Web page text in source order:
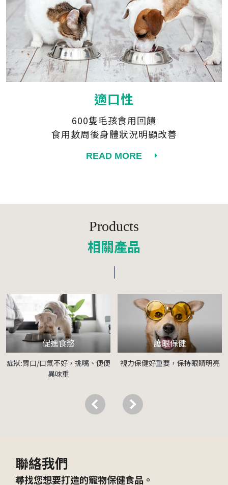
適口性
600隻毛孩食用回饋
食用數周後身體狀況明顯改善
READ MORE
Products
相關產品
促進食慾
症狀:胃口/口氣不好，挑嘴、便便
異味重
護眼保健
視力保健好重要，保持眼睛明亮
聯絡我們
尋找您想要打造的寵物保健食品。